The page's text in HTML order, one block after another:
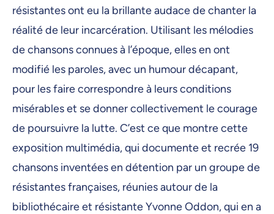
résistantes ont eu la brillante audace de chanter la
réalité de leur incarcération. Utilisant les mélodies
de chansons connues à l’époque, elles en ont
modifié les paroles, avec un humour décapant,
pour les faire correspondre à leurs conditions
misérables et se donner collectivement le courage
de poursuivre la lutte. C’est ce que montre cette
exposition multimédia, qui documente et recrée 19
chansons inventées en détention par un groupe de
résistantes françaises, réunies autour de la
bibliothécaire et résistante Yvonne Oddon, qui en a